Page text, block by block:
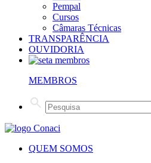
Pempal
Cursos
Câmaras Técnicas
TRANSPARÊNCIA
OUVIDORIA
MEMBROS
QUEM SOMOS